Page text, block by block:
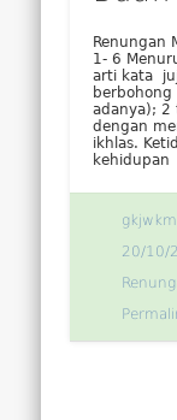
Renungan
1- 6
arti kata
adanya); 2
dengan
ikhlas.
gkjwkm
20/10/